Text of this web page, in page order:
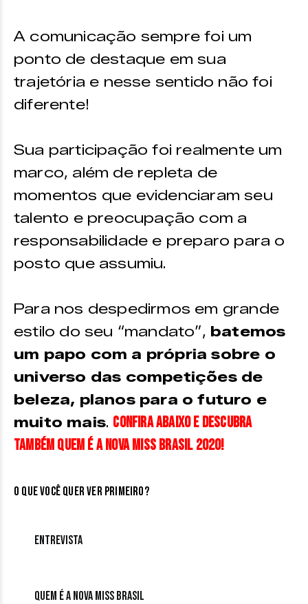
A comunicação sempre foi um
ponto de destaque em sua
trajetória e nesse sentido não foi
diferente!
Sua participação foi realmente um
marco, além de repleta de
momentos que evidenciaram seu
talento e preocupação com a
responsabilidade e preparo para o
posto que assumiu.
Para nos despedirmos em grande
estilo do seu “mandato”, batemos
um papo com a própria sobre o
universo das competições de
beleza, planos para o futuro e
muito mais. Confira abaixo e descubra
também quem é a nova Miss Brasil 2020!
O que você quer ver primeiro?
Entrevista
Quem é a nova Miss Brasil